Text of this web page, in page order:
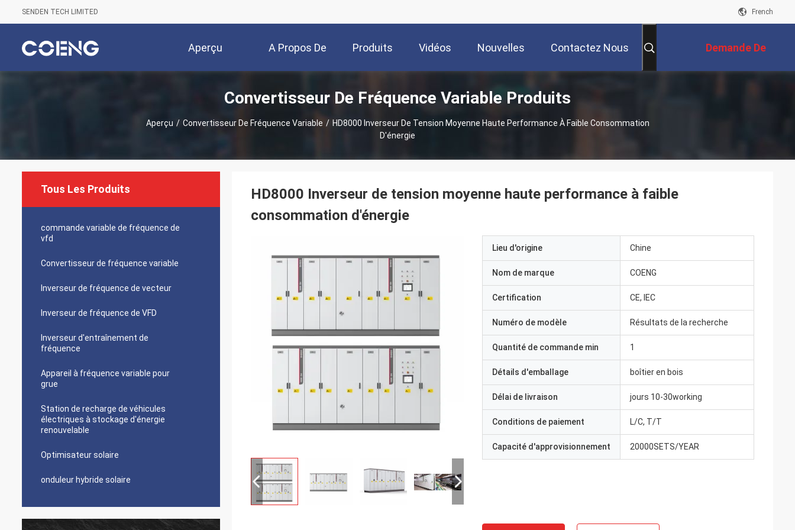
SENDEN TECH LIMITED French
Aperçu A Propos De
Nous
Produits Vidéos Nouvelles Contactez Nous Demande De
Soumission
Convertisseur De Fréquence Variable Produits
Aperçu / Convertisseur De Fréquence Variable / HD8000 Inverseur De Tension Moyenne Haute Performance À Faible Consommation
D'énergie
Tous Les Produits
commande variable de fréquence de
vfd
Convertisseur de fréquence variable
Inverseur de fréquence de vecteur
Inverseur de fréquence de VFD
Inverseur d'entraînement de
fréquence
Appareil à fréquence variable pour
grue
Station de recharge de véhicules
électriques à stockage d'énergie
renouvelable
Optimisateur solaire
onduleur hybride solaire
HD8000 Inverseur de tension moyenne haute performance à faible
consommation d'énergie
Lieu d'origine Chine
Nom de marque COENG
Certification CE, IEC
Numéro de modèle Résultats de la recherche
Quantité de commande min 1
Détails d'emballage boîtier en bois
Délai de livraison jours 10-30working
Conditions de paiement L/C, T/T
Capacité d'approvisionnement 20000SETS/YEAR